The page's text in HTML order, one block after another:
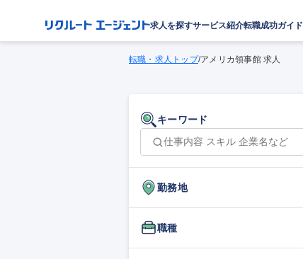
求人を探すサービス紹介転職成功ガイド
転職・求人トップ/アメリカ領事館 求人
キーワード
勤務地
職種